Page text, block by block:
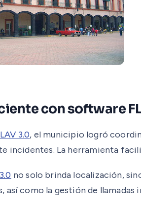
con software
3.0, el municipio logró
incidentes. La herramienta
no solo brinda localización,
así como la gestión de llamadas